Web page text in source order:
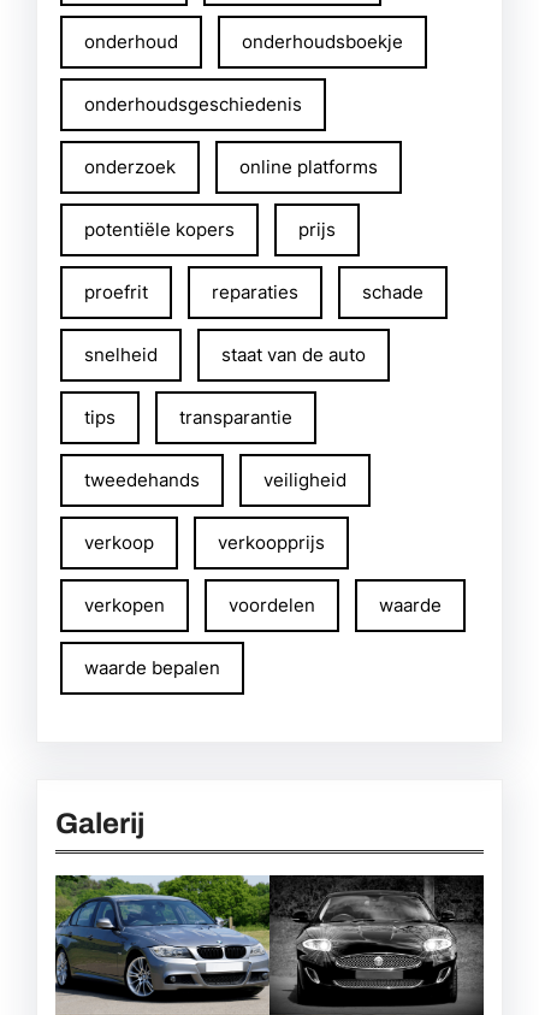
onderhoud onderhoudsboekje
onderhoudsgeschiedenis
onderzoek online platforms
potentiële kopers prijs
proefrit reparaties schade
snelheid staat van de auto
tips transparantie
tweedehands veiligheid
verkoop verkoopprijs
verkopen voordelen waarde
waarde bepalen
Galerij